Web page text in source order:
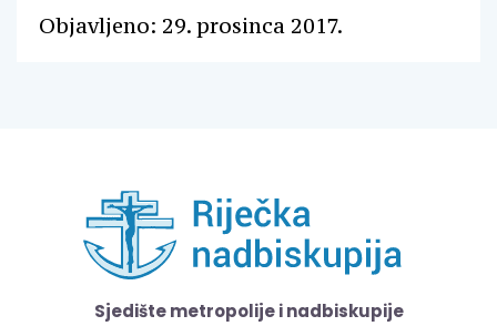
Objavljeno: 29. prosinca 2017.
Sjedište metropolije i nadbiskupije